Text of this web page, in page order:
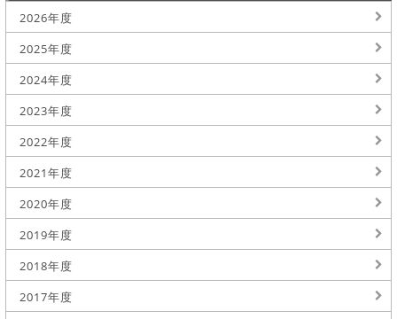
2026年度
2025年度
2024年度
2023年度
2022年度
2021年度
2020年度
2019年度
2018年度
2017年度